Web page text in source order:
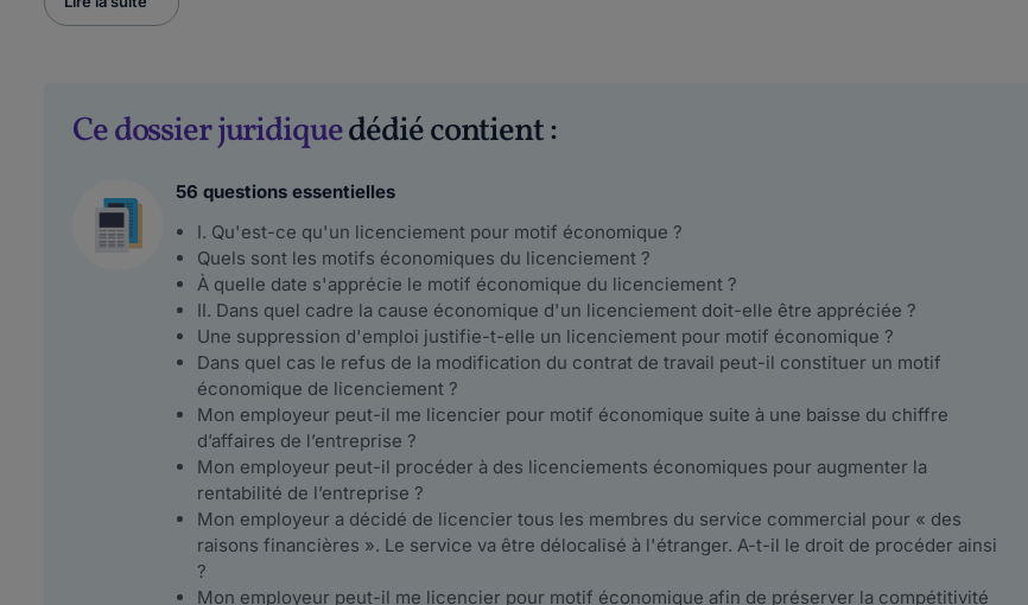
Ce dossier juridiquedédié contient :
56 questions essentielles
I. Qu'est-ce qu'un licenciement pour motif économique ?
Quels sont les motifs économiques du licenciement ?
À quelle date s'apprécie le motif économique du licenciement ?
II. Dans quel cadre la cause économique d'un licenciement doit-elle être appréciée ?
Une suppression d'emploi justifie-t-elle un licenciement pour motif économique ?
Dans quel cas le refus de la modification du contrat de travail peut-il constituer un motif
économique de licenciement ?
Mon employeur peut-il me licencier pour motif économique suite à une baisse du chiffre
d’affaires de l’entreprise ?
Mon employeur peut-il procéder à des licenciements économiques pour augmenter la
rentabilité de l’entreprise ?
Mon employeur a décidé de licencier tous les membres du service commercial pour « des
raisons financières ». Le service va être délocalisé à l'étranger. A-t-il le droit de procéder ainsi
?
Mon employeur peut-il me licencier pour motif économique afin de préserver la compétitivité